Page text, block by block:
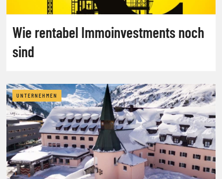
Wie rentabel Immoinvestments noch
sind
UNTERNEHMEN